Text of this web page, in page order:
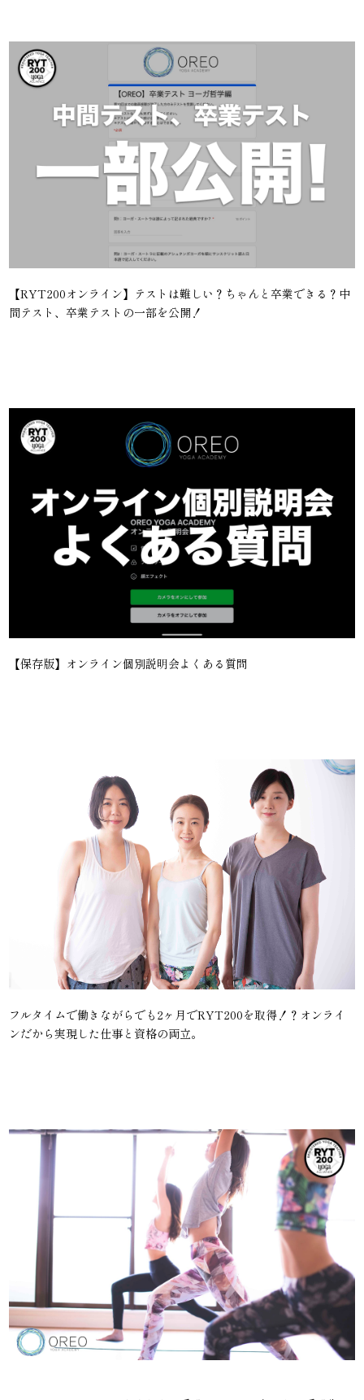
【RYT200オンライン】テストは難しい？ちゃんと卒業できる？中
間テスト、卒業テストの一部を公開！
【保存版】オンライン個別説明会よくある質問
フルタイムで働きながらでも2ヶ月でRYT200を取得！？オンライ
ンだから実現した仕事と資格の両立。